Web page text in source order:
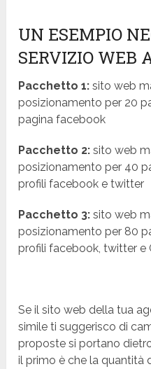
UN ESEMPIO
SERVIZIO WEB
Pacchetto 1: sito web
posizionamento per 20
pagina facebook
Pacchetto 2: sito web
posizionamento per 40
profili facebook e twitter
Pacchetto 3: sito web
posizionamento per 80
profili facebook, twitter e
Se il sito web della tua
simile ti suggerisco di
proposte si portano
il primo è che la quantità